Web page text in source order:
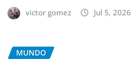
victor gomez Jul 5, 2026
MUNDO